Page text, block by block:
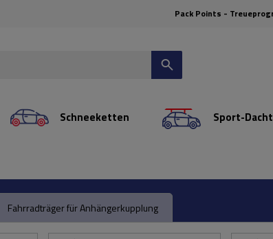
Pack Points -
Schneeketten Sport-
Fahrradträger für Anhängerkupplung